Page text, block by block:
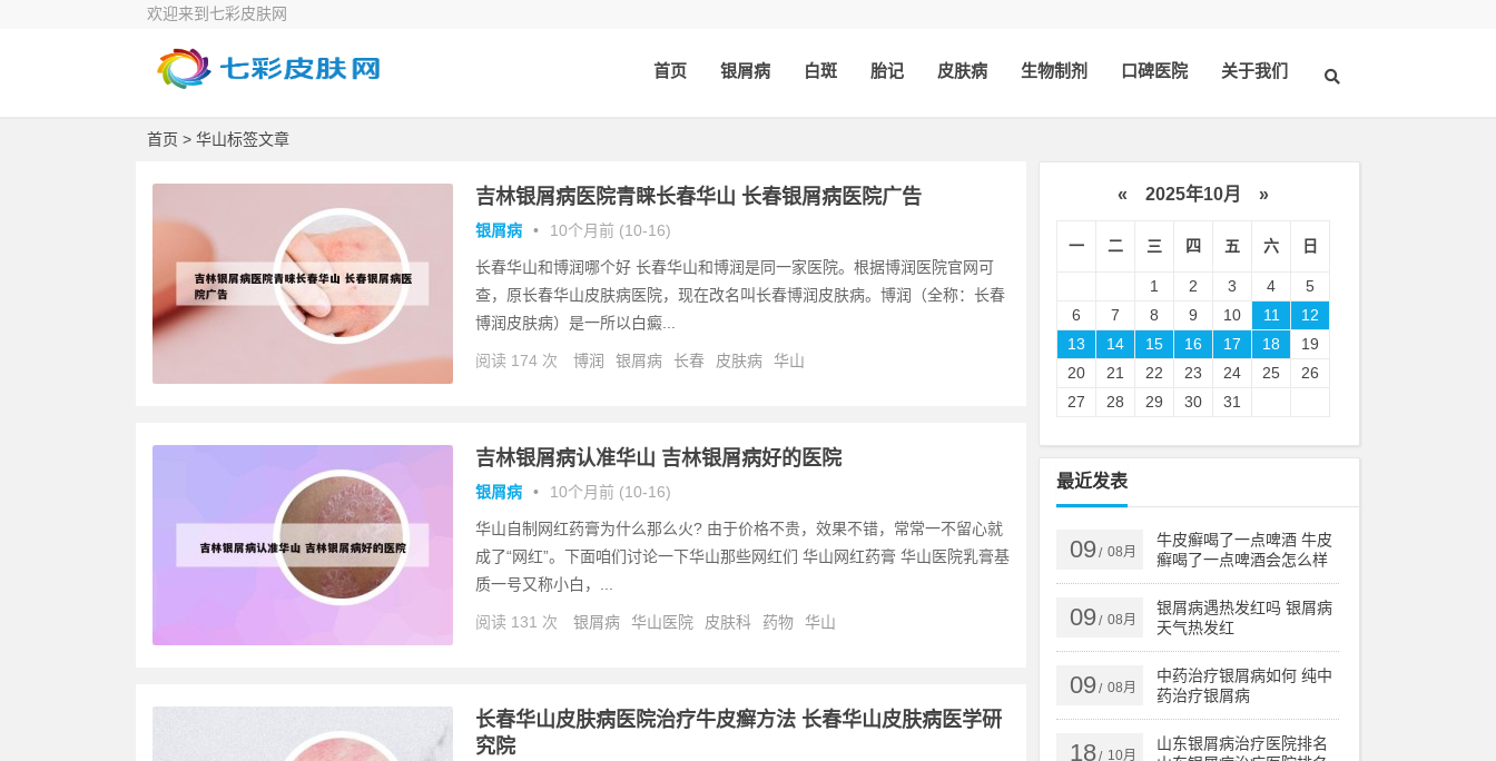
欢迎来到七彩皮肤网
首页 银屑病 白斑 胎记 皮肤病 生物制剂 口碑医院 关于我们
首页 > 华山标签文章
吉林银屑病医院青睐长春华山 长春银屑病医院广告
银屑病 • 10个月前 (10-16)
长春华山和博润哪个好 长春华山和博润是同一家医院。根据博润医院官网可
查，原长春华山皮肤病医院，现在改名叫长春博润皮肤病。博润（全称：长春
博润皮肤病）是一所以白癜...
阅读 174 次 博润 银屑病 长春 皮肤病 华山
吉林银屑病认准华山 吉林银屑病好的医院
银屑病 • 10个月前 (10-16)
华山自制网红药膏为什么那么火? 由于价格不贵，效果不错，常常一不留心就
成了“网红”。下面咱们讨论一下华山那些网红们 华山网红药膏 华山医院乳膏基
质一号又称小白，...
阅读 131 次 银屑病 华山医院 皮肤科 药物 华山
长春华山皮肤病医院治疗牛皮癣方法 长春华山皮肤病医学研
究院
« 2025年10月 »
一 二 三 四 五 六 日
1 2 3 4
5
6
7 8 9 10 11
12
13
14 15 16 17 18
19
20
21 22 23 24 25
26
27
28 29 30 31
最近发表
09/ 08月
牛皮癣喝了一点啤酒 牛皮
癣喝了一点啤酒会怎么样
09/ 08月
银屑病遇热发红吗 银屑病
天气热发红
09/ 08月
中药治疗银屑病如何 纯中
药治疗银屑病
18/ 10月
山东银屑病治疗医院排名